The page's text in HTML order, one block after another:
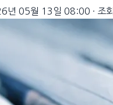
년 05월 13일 08:00 · 조